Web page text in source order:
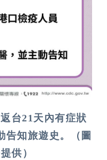
台21天內有症狀
告知旅遊史。（圖
供）